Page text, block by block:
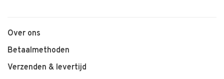
Over ons
Betaalmethoden
Verzenden & levertijd